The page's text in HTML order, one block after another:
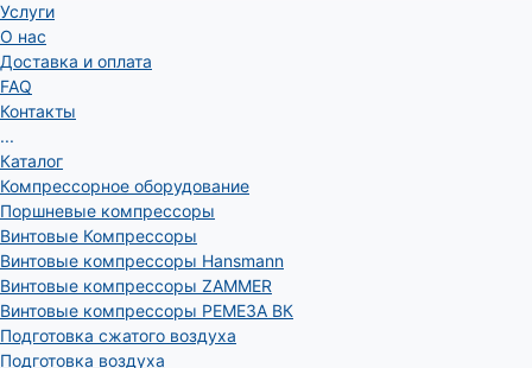
Услуги
О нас
Доставка и оплата
FAQ
Контакты
...
Каталог
Компрессорное оборудование
Поршневые компрессоры
Винтовые Компрессоры
Винтовые компрессоры Hansmann
Винтовые компрессоры ZAMMER
Винтовые компрессоры РЕМЕЗА ВК
Подготовка сжатого воздуха
Подготовка воздуха